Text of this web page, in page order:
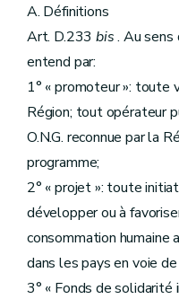
A. Définitions
Art. D.233bis. Au sens
entend par:
1° « promoteur »: toute
Région; tout opérateur
O.N.G. reconnue par la
programme;
2° « projet »: toute
développer ou à
consommation humaine
dans les pays en voie
3° « Fonds de solidarité